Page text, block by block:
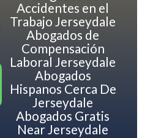
Accidentes en el
Trabajo Jerseydale
Abogados de
Compensación
Laboral Jerseydale
Abogados
Hispanos Cerca De
Jerseydale
Abogados Gratis
Near Jerseydale